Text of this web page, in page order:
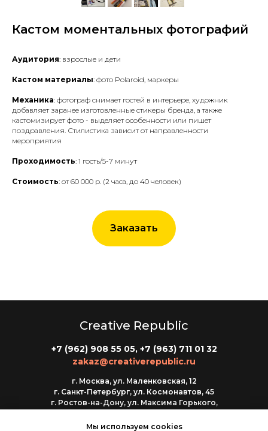
Кастом моментальных фотографий
Аудитория: взрослые и дети
Кастом материалы: фото Polaroid, маркеры
Механика: фотограф снимает гостей в интерьере, художник
добавляет заранее изготовленные стикеры бренда, а также
кастомизирует фото - выделяет особенности или пишет
поздравления. Стилистика зависит от направленности
мероприятия
Проходимость: 1 гость/5-7 минут
Стоимость: от 60 000 р. (2 часа, до 40 человек)
Заказать
Creative Republic
+7 (962) 908 55 05, +7 (963) 711 01 32
zakaz@creativerepublic.ru
г. Москва, ул. Маленковская, 12
г. Санкт-Петербург, ул. Космонавтов, 45
г. Ростов-на-Дону, ул. Максима Горького,
г. Казань, ул. Ирек, 1 к 4
Мы используем cookies